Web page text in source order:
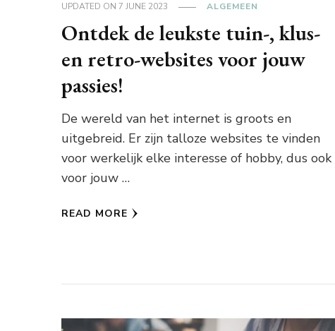
UPDATED ON7 JUNE 2023 ALGEMEEN
Ontdek de leukste tuin-, klus-
en retro-websites voor jouw
passies!
De wereld van het internet is groots en
uitgebreid. Er zijn talloze websites te vinden
voor werkelijk elke interesse of hobby, dus ook
voor jouw …
READ MORE